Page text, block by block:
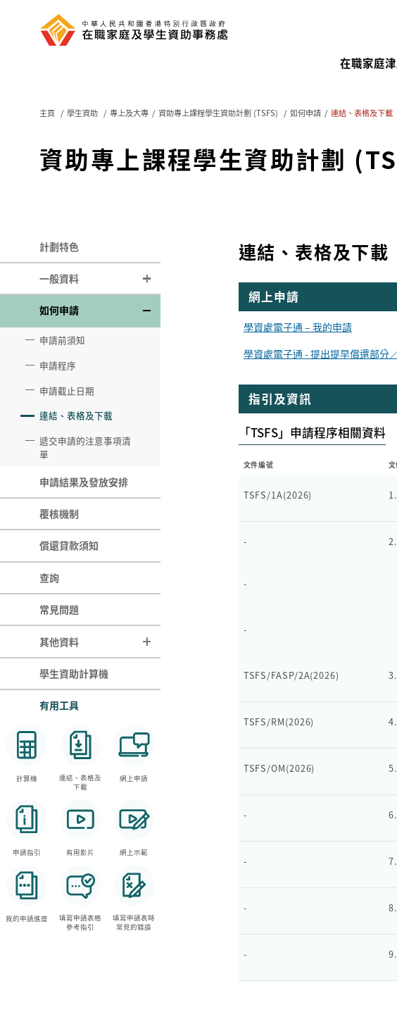
在職家庭
主頁 / 學生資助 / 專上及大專 / 資助專上課程學生資助計劃 (TSFS) / 如何申請 / 連結、表格及下載
資助專上課程學生資助計劃
計劃特色
一般資料
申請資格
香港專業教育學院各分
校、香港知專設計學
際廚藝學院、海事訓練
課程編號一覽表
評估方法
資助金額
如何申請
申請前須知
申請程序
申請截止日期
連結、表格及下載
遞交申請的注意事項清
單
申請結果及發放安排
覆核機制
償還貸款須知
查詢
常見問題
其他資料
更改資料
院校聯絡
要人士的特別支援
學生資助計算機
有用工具
計算機
連結、表格及
下載
網上申請
申請指引 有用影片 網上示範
我的申請進度
填寫申請表格
參考指引
填寫申請表時
常見的錯誤
連結、表格及下載
網上申請
學資處電子通 – 我的申請
學資處電子通 - 提出提早償還部分
指引及資訊
「TSFS」申請程序相關資料
文件編號
TSFS/1A(2026) 1.
- 2.
-
-
TSFS/FASP/2A(2026) 3.
TSFS/RM(2026) 4.
TSFS/OM(2026) 5.
- 6.
- 7.
- 8.
- 9.